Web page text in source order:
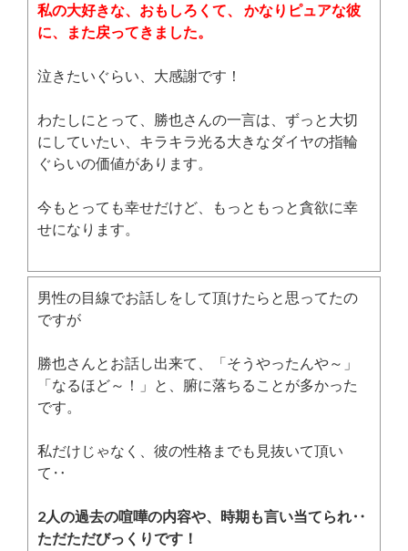
私の大好きな、おもしろくて、 かなりピュアな彼
に、また戻ってきました。
泣きたいぐらい、大感謝です！
わたしにとって、勝也さんの一言は、ずっと大切
にしていたい、キラキラ光る大きなダイヤの指輪
ぐらいの価値があります。
今もとっても幸せだけど、もっともっと貪欲に幸
せになります。
男性の目線でお話しをして頂けたらと思ってたの
ですが
勝也さんとお話し出来て、「そうやったんや～」
「なるほど～！」と、腑に落ちることが多かった
です。
私だけじゃなく、彼の性格までも見抜いて頂い
て‥
2人の過去の喧嘩の内容や、時期も言い当てられ‥
ただただびっくりです！